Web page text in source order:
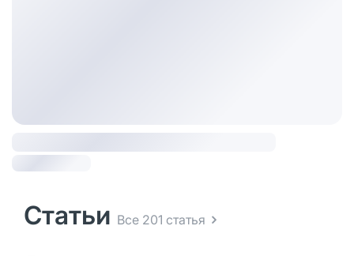
Статьи Все 201 статья